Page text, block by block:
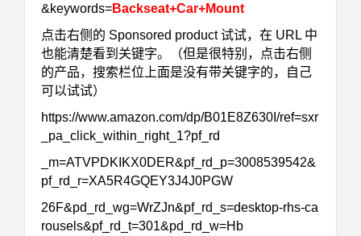
&keywords=Backseat+Car+Mount
点击右侧的 Sponsored product 试试，在 URL 中
也能清楚看到关键字。（但是很特别，点击右侧
的产品，搜索栏位上面是没有带关键字的，自己
可以试试）
https://www.amazon.com/dp/B01E8Z630I/ref=sxr
_pa_click_within_right_1?pf_rd
_m=ATVPDKIKX0DER&pf_rd_p=3008539542&
pf_rd_r=XA5R4GQEY3J4J0PGW
26F&pd_rd_wg=WrZJn&pf_rd_s=desktop-rhs-ca
rousels&pf_rd_t=301&pd_rd_w=Hb